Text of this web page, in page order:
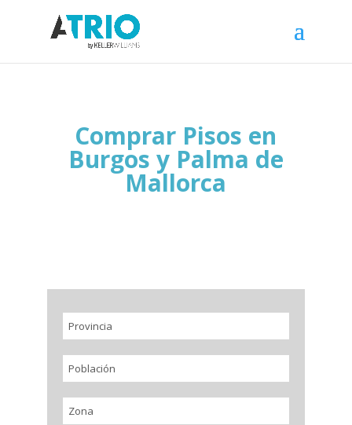
Comprar Pisos en
Burgos y Palma de
Mallorca
Provincia
Población
Zona